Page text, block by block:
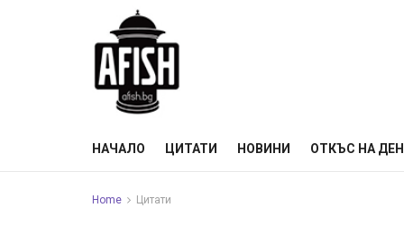
НАЧАЛО ЦИТАТИ НОВИНИ ОТКЪС НА
Home Цитати